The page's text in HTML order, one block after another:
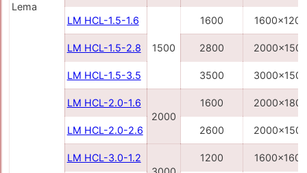
Lema
LM HCL-1.5-1.6
1500
1600 1600x1200
LM HCL-1.5-2.8 2800 2000x1500
LM HCL-1.5-3.5 3500 3000x1500
LM HCL-2.0-1.6
2000
1600 2000x1800
LM HCL-2.0-2.6 2600 2000x1500
LM HCL-3.0-1.2
1200 1600x1600